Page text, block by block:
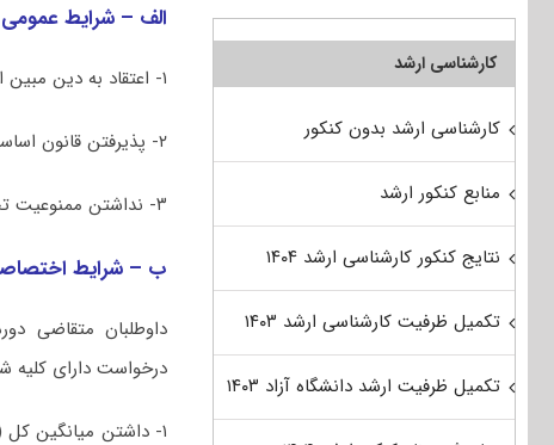
الف – شرایط عمومی
۱- اعتقاد به دین مبین اسلام یا یکی از ادیان شناخته شده در قانون اساسی جمهوری اسلامی ایران.
۲- پذیرفتن قانون اساسی و نظام جمهوری اسلامی ایران.
۳- نداشتن ممنوعیت تحصیل به تشخیص مراجع ذی صلاح
ب – شرایط
داوطلبان متقاضی
درخواست دارای کلیه
۱- داشتن میانگین کل (یا میانگین همتراز شده)
کارشناسی ارشد
کارشناسی ارشد بدون کنکور
منابع کنکور ارشد
نتایج کنکور کارشناسی ارشد ۱۴۰۴
تکمیل ظرفیت کارشناسی ارشد ۱۴۰۳
تکمیل ظرفیت ارشد دانشگاه آزاد ۱۴۰۳